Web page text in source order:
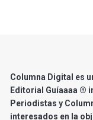
Columna Digital es
Editorial Guíaaaa ®
Periodistas y
interesados en la